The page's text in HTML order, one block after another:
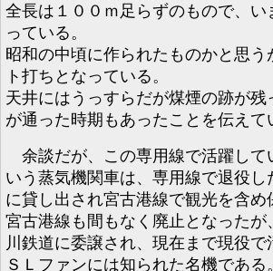
全長は１００ｍ足らずのもので、
っている。
昭和の中頃に作られたものかと思
ト打ちとなっている。
天井にはうっすらだが煤煙の跡が
が通った時期もあったことを伝えて
余談だが、この専用線で活躍して
いう蒸気機関車は、専用線で退役
に貸し出され宮古港線で観光を含
宮古港線も間もなく廃止となった
川鉄道に委譲され、現在まで現役
ＳＬファンには知られた名機である。